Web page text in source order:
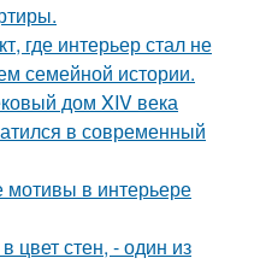
где интерьер стал не
семейной истории.
дом XIV века
в современный
мотивы в интерьере
цвет стен, - один из